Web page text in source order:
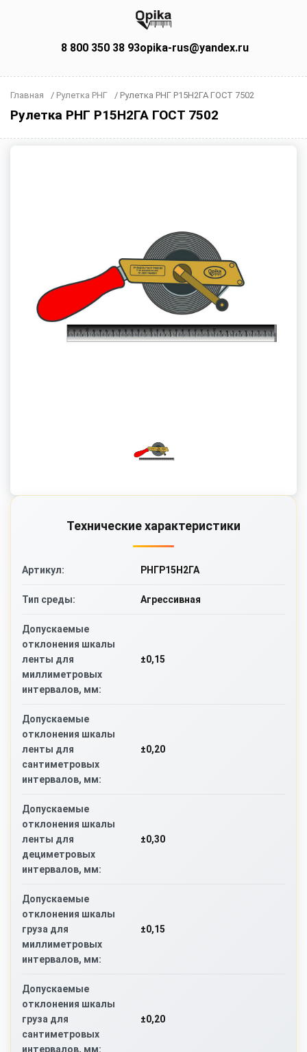
8 800 350 38 93opika-rus@yandex.ru
Главная / Рулетка РНГ / Рулетка РНГ Р15Н2ГА ГОСТ 7502
Рулетка РНГ Р15Н2ГА ГОСТ 7502
Технические характеристики
Артикул: РНГР15Н2ГА
Тип среды: Агрессивная
Допускаемые
отклонения шкалы
ленты для
миллиметровых
интервалов, мм:
±0,15
Допускаемые
отклонения шкалы
ленты для
сантиметровых
интервалов, мм:
±0,20
Допускаемые
отклонения шкалы
ленты для
дециметровых
интервалов, мм:
±0,30
Допускаемые
отклонения шкалы
груза для
миллиметровых
интервалов, мм:
±0,15
Допускаемые
отклонения шкалы
груза для
сантиметровых
интервалов, мм:
±0,20